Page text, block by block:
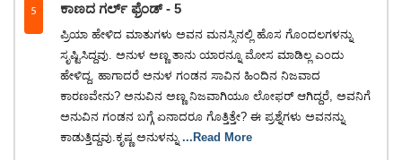
5 ಕಾಣದ ಗರ್ಲ್ ಫ್ರೆಂಡ್ - 5
​ಪ್ರಿಯಾ ಹೇಳಿದ ಮಾತುಗಳು ಅವನ ಮನಸ್ಸಿನಲ್ಲಿ ಹೊಸ ಗೊಂದಲಗಳನ್ನು
ಸೃಷ್ಟಿಸಿದ್ದವು. ಅನುಳ ಅಣ್ಣ ತಾನು ಯಾರನ್ನೂ ಮೋಸ ಮಾಡಿಲ್ಲ ಎಂದು
ಹೇಳಿದ್ದ. ಹಾಗಾದರೆ ಅನುಳ ಗಂಡನ ಸಾವಿನ ಹಿಂದಿನ ನಿಜವಾದ
ಕಾರಣವೇನು? ಅನುವಿನ ಅಣ್ಣ ನಿಜವಾಗಿಯೂ ಲೋಫರ್ ಆಗಿದ್ದರೆ, ಅವನಿಗೆ
ಅನುವಿನ ಗಂಡನ ಬಗ್ಗೆ ಏನಾದರೂ ಗೊತ್ತಿತ್ತೇ? ಈ ಪ್ರಶ್ನೆಗಳು ಅವನನ್ನು
ಕಾಡುತ್ತಿದ್ದವು.​ಕೃಷ್ಣ ಅನುಳನ್ನು ...Read More